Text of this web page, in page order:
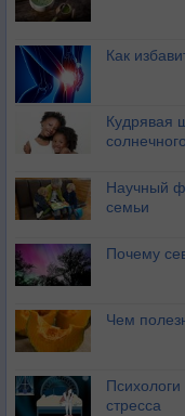
Как
Кудрявая
Научный
семьи
Почему
Чем
стресса